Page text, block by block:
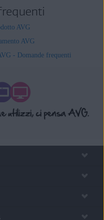
AVG
AVG
- Domande frequenti